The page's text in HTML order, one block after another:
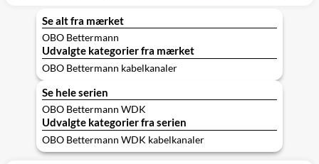
renhvid - 2 meter
Se alt fra mærket
OBO Bettermann
Udvalgte kategorier fra mærket
OBO Bettermann kabelkanaler
Se hele serien
OBO Bettermann WDK
Udvalgte kategorier fra serien
OBO Bettermann WDK kabelkanaler